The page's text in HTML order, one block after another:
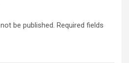
be published. Required fields